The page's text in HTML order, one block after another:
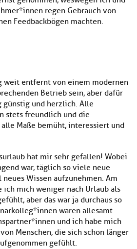
regen Gebrauch von
Feedbackbögen machten.
weit entfernt von einem modernen
Betrieb sein, aber dafür
und herzlich. Alle
stets freundlich und die
Maße bemüht, interessiert und
hat mir sehr gefallen! Wobei
war, täglich so viele neue
Wissen aufzunehmen. Am
ich mich weniger nach Urlaub als
aber das war ja durchaus so
waren allesamt
und ich habe mich
Menschen, die sich schon länger
gefühlt.